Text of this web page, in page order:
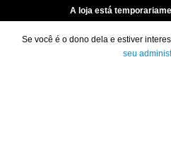
A loja está
Se você é o dono dela e estiver
seu